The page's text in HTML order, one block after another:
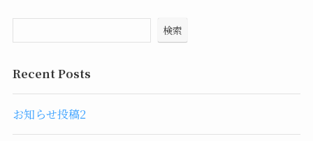
検索
Recent Posts
お知らせ投稿2